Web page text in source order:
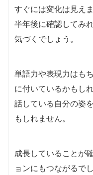
すぐには変化は見え
半年後に確認してみ
気づくでしょう。
単語力や表現力はも
に付いているかもし
話している自分の姿
もしれません。
成長していることが
ョンにもつながるでし